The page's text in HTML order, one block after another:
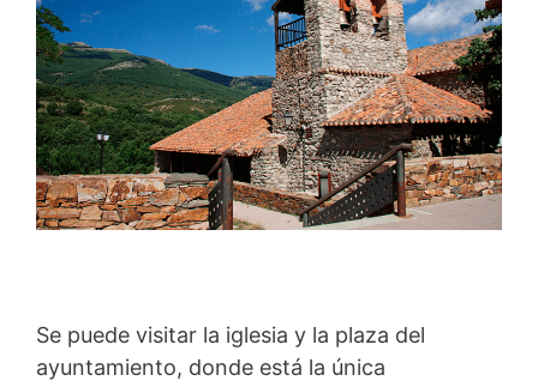
Se puede visitar la iglesia y la plaza del
ayuntamiento, donde está la única